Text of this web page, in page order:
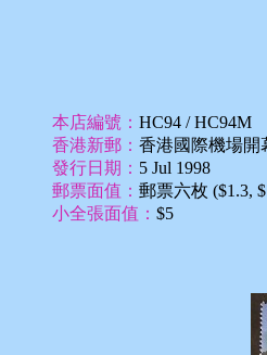
本店編號： HC94 / HC94M
香港新郵： 香港國際機場開
發行日期： 5 Jul 1998
郵票面值： 郵票六枚 ($1.3,
小全張面值： $5